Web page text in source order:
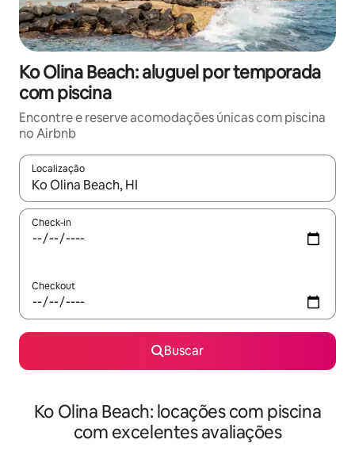
Ko Olina Beach: aluguel por temporada
com piscina
Encontre e reserve acomodações únicas com piscina
no Airbnb
Localização
Quando os resultados estiverem disponíveis, explore-os
Check-in
Checkout
Buscar
Ko Olina Beach: locações com piscina
com excelentes avaliações